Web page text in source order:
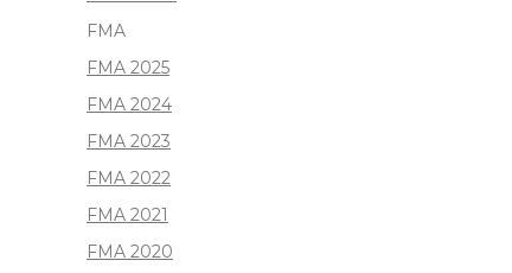
FMA
FMA 2025
FMA 2024
FMA 2023
FMA 2022
FMA 2021
FMA 2020